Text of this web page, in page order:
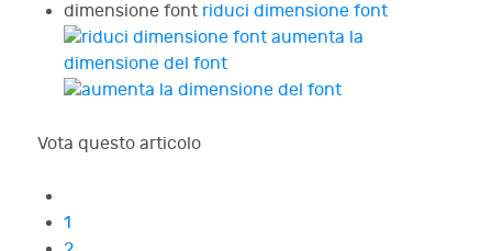
dimensione font riduci dimensione font
aumenta la
dimensione del font
Vota questo articolo
1